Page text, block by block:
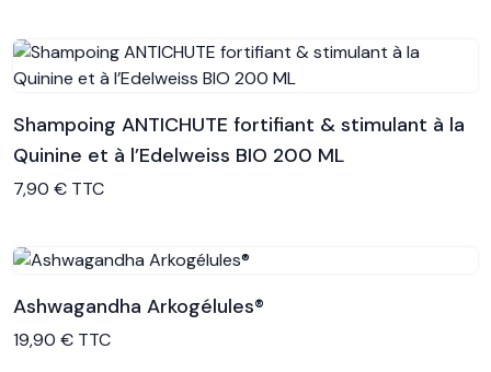
Voir le produit
Shampoing ANTICHUTE fortifiant & stimulant à la
Quinine et à l’Edelweiss BIO 200 ML
7,90 € TTC
Voir le produit
Ashwagandha Arkogélules®
19,90 € TTC